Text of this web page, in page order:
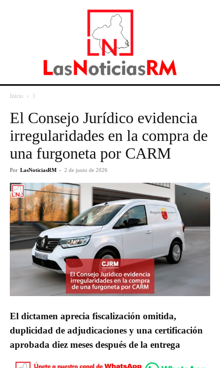
Inicio 1
El Consejo Jurídico evidencia
irregularidades en la compra de
una furgoneta por CARM
Por LasNoticiasRM - 2 de junio de 2026
El dictamen aprecia fiscalización omitida,
duplicidad de adjudicaciones y una certificación
aprobada diez meses después de la entrega